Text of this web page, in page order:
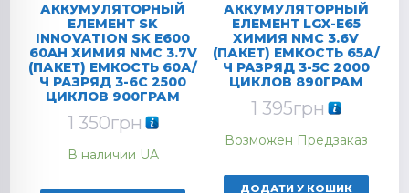
АККУМУЛЯТОРНЫЙ
ЕЛЕМЕНТ SK
INNOVATION SK E600
60AH ХИМИЯ NMC 3.7V
(ПАКЕТ) ЕМКОСТЬ 60А/
Ч РАЗРЯД 3-6C 2500
ЦИКЛОВ 900ГРАМ
1 350грн
В наличии UA
АККУМУЛЯТОРНЫЙ
ЕЛЕМЕНТ LGX-E65
ХИМИЯ NMC 3.6V
(ПАКЕТ) ЕМКОСТЬ 65А/
Ч РАЗРЯД 3-5C 2000
ЦИКЛОВ 890ГРАМ
1 395грн
Возможен Предзаказ
ДОДАТИ У КОШИК